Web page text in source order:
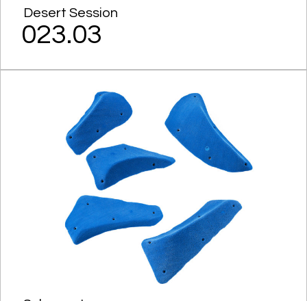
Desert Session
023.03